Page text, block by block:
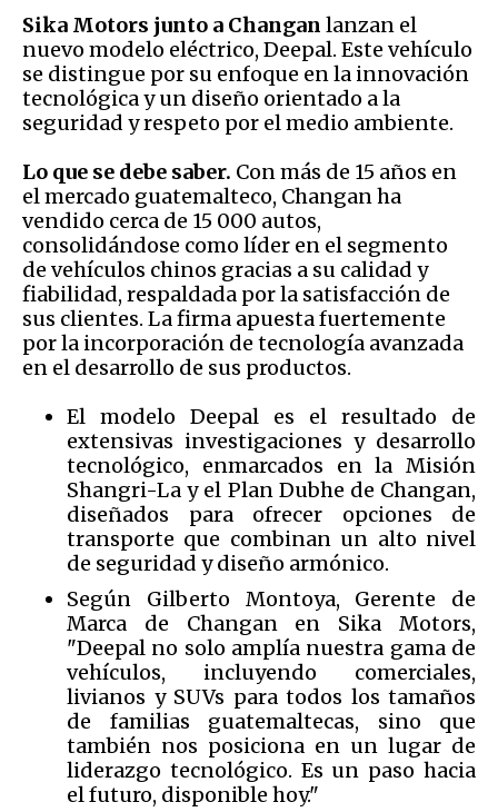
Sika Motors junto a Changan lanzan el
nuevo modelo eléctrico, Deepal. Este vehículo
se distingue por su enfoque en la innovación
tecnológica y un diseño orientado a la
seguridad y respeto por el medio ambiente.
Lo que se debe saber. Con más de 15 años en
el mercado guatemalteco, Changan ha
vendido cerca de 15 000 autos,
consolidándose como líder en el segmento
de vehículos chinos gracias a su calidad y
fiabilidad, respaldada por la satisfacción de
sus clientes. La firma apuesta fuertemente
por la incorporación de tecnología avanzada
en el desarrollo de sus productos.
El modelo Deepal es el resultado de
extensivas investigaciones y desarrollo
tecnológico, enmarcados en la Misión
Shangri-La y el Plan Dubhe de Changan,
diseñados para ofrecer opciones de
transporte que combinan un alto nivel
de seguridad y diseño armónico.
Según Gilberto Montoya, Gerente de
Marca de Changan en Sika Motors,
"Deepal no solo amplía nuestra gama de
vehículos, incluyendo comerciales,
livianos y SUVs para todos los tamaños
de familias guatemaltecas, sino que
también nos posiciona en un lugar de
liderazgo tecnológico. Es un paso hacia
el futuro, disponible hoy."